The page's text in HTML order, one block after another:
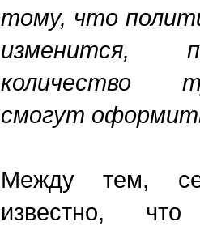
тому, что
изменится,
количество
смогут
Между тем,
известно,